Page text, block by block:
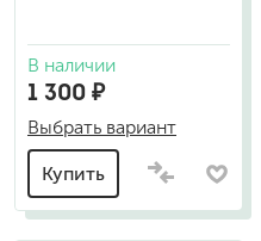
В наличии
1 300 ₽
Выбрать вариант
Купить